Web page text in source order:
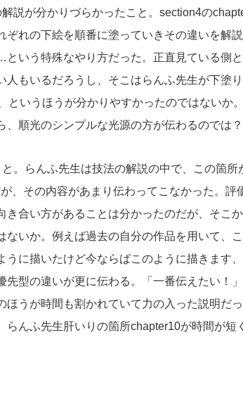
説が分かりづらかったこと。section4の
れの下絵を順番に塗っていきその違いを解
いう特殊なやり方だった。正直見ている側
もいるだろうし、そこはらんふ先生が下塗
というほうが分かりやすかったのではないか
順光のシンプルな光源の方が伝わるのでは？
。らんふ先生は技法の解説の中で、この箇所
、その内容があまり伝わってこなかった。評
合い方があることは分かったのだが、そこ
いか。例えば過去の自分の作品を用いて、
に描いたけど今ならばこのように描きます
型の違いが更に伝わる。「一番伝えたい！
うが時間も割かれていて力の入った説明だ
んふ先生肝いりの箇所chapter10が時間が短